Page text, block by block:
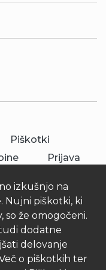
izkušnjo na
Nujni piškotki, ki
že omogočeni.
dodatne
delovanje
o piškotkih ter
Piškotki
Prijava
pridržane.